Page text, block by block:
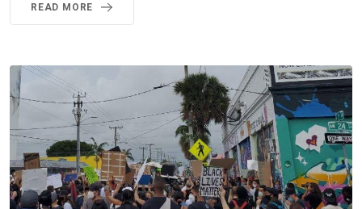
READ MORE